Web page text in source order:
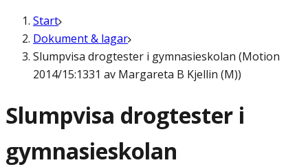
Start
Dokument & lagar
Slumpvisa drogtester i gymnasieskolan (Motion
2014/15:1331 av Margareta B Kjellin (M))
Slumpvisa drogtester i
gymnasieskolan